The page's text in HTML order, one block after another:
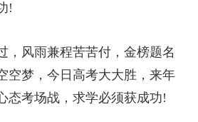
!
，风雨兼程苦苦付，金榜题名
空梦，今日高考大大胜，来年
态考场战，求学必须获成功!